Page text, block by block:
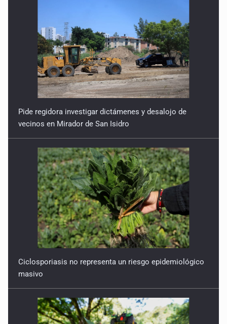
Pide regidora investigar dictámenes y desalojo de
vecinos en Mirador de San Isidro
Ciclosporiasis no representa un riesgo epidemiológico
masivo